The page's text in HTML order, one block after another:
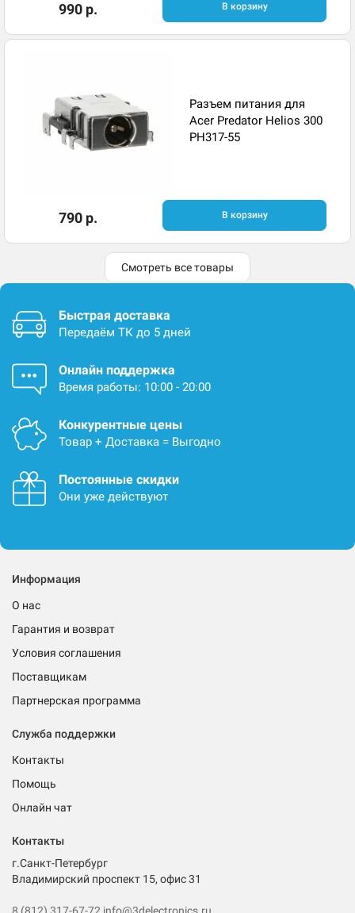
990 р. В корзину
Разъем питания для
Acer Predator Helios 300
PH317-55
790 р. В корзину
Смотреть все товары
Быстрая доставка
Передаём ТК до 5 дней
Онлайн поддержка
Время работы: 10:00 - 20:00
Конкурентные цены
Товар + Доставка = Выгодно
Постоянные скидки
Они уже действуют
Информация
О нас
Гарантия и возврат
Условия соглашения
Поставщикам
Партнерская программа
Служба поддержки
Контакты
Помощь
Онлайн чат
Контакты
г.Санкт-Петербург
Владимирский проспект 15, офис 31